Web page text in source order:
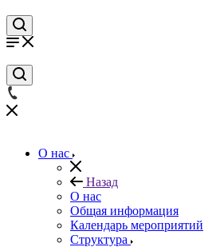
О нас
Назад
О нас
Общая информация
Календарь мероприятий
Структура